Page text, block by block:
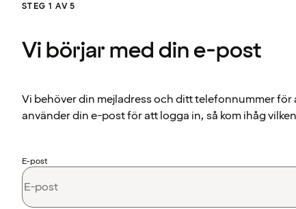
STEG 1 AV 5
Vi börjar med din e-post
Vi behöver din mejladress och ditt telefonnummer för
använder din e-post för att logga in, så kom ihåg
E-post